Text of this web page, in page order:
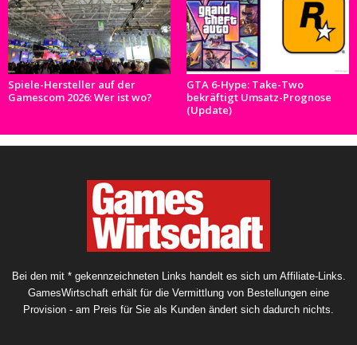
Spiele-Hersteller auf der
Gamescom 2026: Wer ist wo?
GTA 6-Hype: Take-Two
bekräftigt Umsatz-Prognose
(Update)
Bei den mit * gekennzeichneten Links handelt es sich um Affiliate-Links.
GamesWirtschaft erhält für die Vermittlung von Bestellungen eine
Provision - am Preis für Sie als Kunden ändert sich dadurch nichts.